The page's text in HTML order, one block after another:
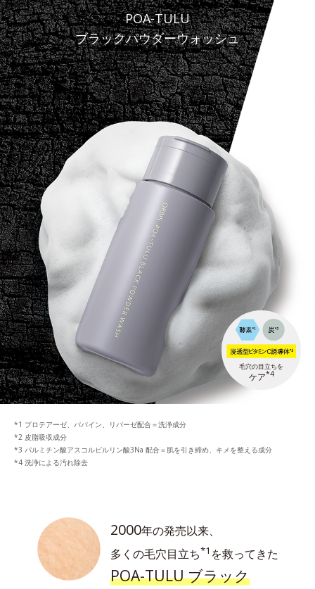
毛穴の目立ちを
ケア*4
POA-TULU
ブラックパウダーウォッシュ
プロテアーゼ、パパイン、リパーゼ配合＝洗浄成分
皮脂吸収成分
パルミチン酸アスコルビルリン酸3Na 配合＝肌を引き締め、キメを整える成分
洗浄による汚れ除去
2000年の発売以来、
多くの毛穴目立ち*1 を救ってきた
POA-TULU ブラック